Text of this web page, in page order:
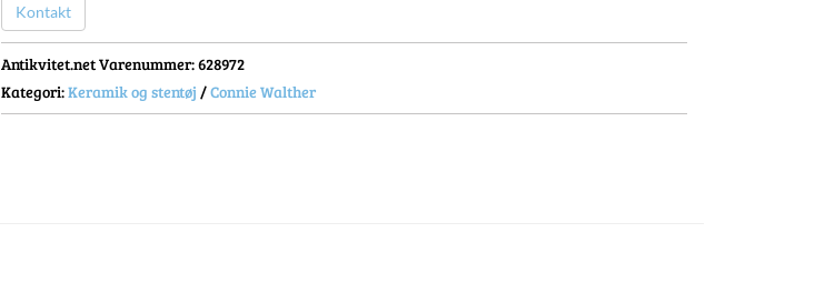
Kontakt
Antikvitet.net Varenummer: 628972
Kategori:Keramik og stentøj /Connie Walther